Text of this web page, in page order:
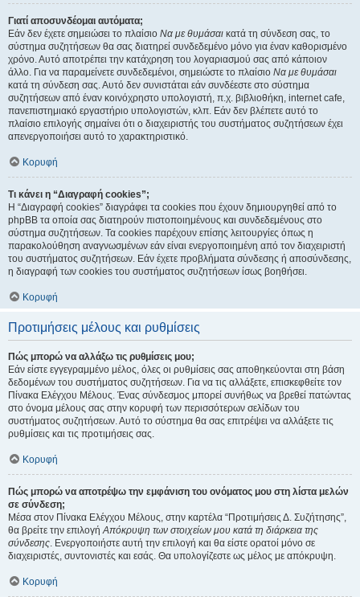
Γιατί αποσυνδέομαι αυτόματα;
Εάν δεν έχετε σημειώσει το πλαίσιο Να με θυμάσαι κατά τη σύνδεση σας, το
σύστημα συζητήσεων θα σας διατηρεί συνδεδεμένο μόνο για έναν καθορισμένο
χρόνο. Αυτό αποτρέπει την κατάχρηση του λογαριασμού σας από κάποιον
άλλο. Για να παραμείνετε συνδεδεμένοι, σημειώστε το πλαίσιο Να με θυμάσαι
κατά τη σύνδεση σας. Αυτό δεν συνιστάται εάν συνδέεστε στο σύστημα
συζητήσεων από έναν κοινόχρηστο υπολογιστή, π.χ. βιβλιοθήκη, internet cafe,
πανεπιστημιακό εργαστήριο υπολογιστών, κλπ. Εάν δεν βλέπετε αυτό το
πλαίσιο επιλογής σημαίνει ότι ο διαχειριστής του συστήματος συζητήσεων έχει
απενεργοποιήσει αυτό το χαρακτηριστικό.
Κορυφή
Τι κάνει η “Διαγραφή cookies”;
Η “Διαγραφή cookies” διαγράφει τα cookies που έχουν δημιουργηθεί από το
phpBB τα οποία σας διατηρούν πιστοποιημένους και συνδεδεμένους στο
σύστημα συζητήσεων. Τα cookies παρέχουν επίσης λειτουργίες όπως η
παρακολούθηση αναγνωσμένων εάν είναι ενεργοποιημένη από τον διαχειριστή
του συστήματος συζητήσεων. Εάν έχετε προβλήματα σύνδεσης ή αποσύνδεσης,
η διαγραφή των cookies του συστήματος συζητήσεων ίσως βοηθήσει.
Κορυφή
Προτιμήσεις μέλους και ρυθμίσεις
Πώς μπορώ να αλλάξω τις ρυθμίσεις μου;
Εάν είστε εγγεγραμμένο μέλος, όλες οι ρυθμίσεις σας αποθηκεύονται στη βάση
δεδομένων του συστήματος συζητήσεων. Για να τις αλλάξετε, επισκεφθείτε τον
Πίνακα Ελέγχου Μέλους. Ένας σύνδεσμος μπορεί συνήθως να βρεθεί πατώντας
στο όνομα μέλους σας στην κορυφή των περισσότερων σελίδων του
συστήματος συζητήσεων. Αυτό το σύστημα θα σας επιτρέψει να αλλάξετε τις
ρυθμίσεις και τις προτιμήσεις σας.
Κορυφή
Πώς μπορώ να αποτρέψω την εμφάνιση του ονόματος μου στη λίστα μελών
σε σύνδεση;
Μέσα στον Πίνακα Ελέγχου Μέλους, στην καρτέλα “Προτιμήσεις Δ. Συζήτησης”,
θα βρείτε την επιλογήΑπόκρυψη των στοιχείων μου κατά τη διάρκεια της
σύνδεσης. Ενεργοποιήστε αυτή την επιλογή και θα είστε ορατοί μόνο σε
διαχειριστές, συντονιστές και εσάς. Θα υπολογίζεστε ως μέλος με απόκρυψη.
Κορυφή